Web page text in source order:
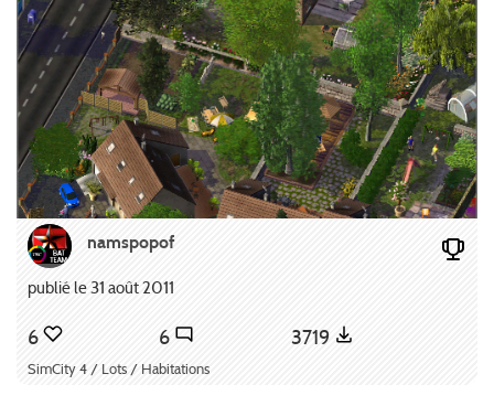
namspopof
publié le 31 août 2011
6 6 3719
SimCity 4 / Lots / Habitations